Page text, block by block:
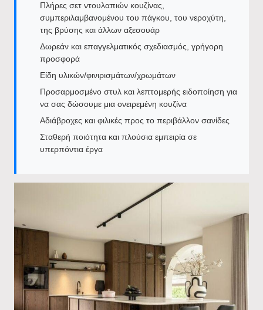
Πλήρες σετ ντουλαπιών κουζίνας,
συμπεριλαμβανομένου του πάγκου, του νεροχύτη,
της βρύσης και άλλων αξεσουάρ
Δωρεάν και επαγγελματικός σχεδιασμός, γρήγορη
προσφορά
Είδη υλικών/φινιρισμάτων/χρωμάτων
Προσαρμοσμένο στυλ και λεπτομερής ειδοποίηση για
να σας δώσουμε μια ονειρεμένη κουζίνα
Αδιάβροχες και φιλικές προς το περιβάλλον σανίδες
Σταθερή ποιότητα και πλούσια εμπειρία σε
υπερπόντια έργα